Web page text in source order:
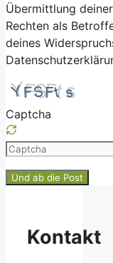
Übermittlung
Rechten als
deines
Captcha
Please
the
Kontakt